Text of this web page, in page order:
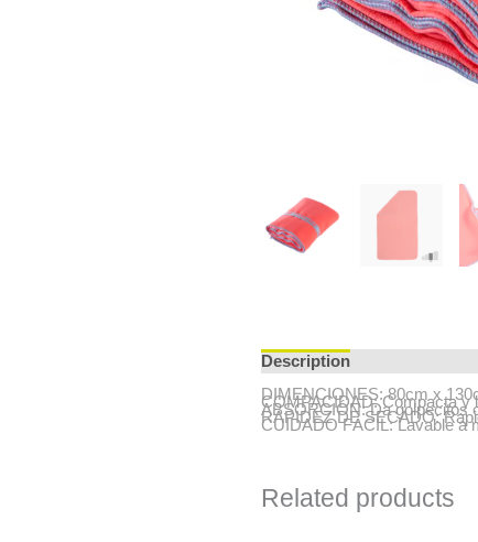
Description
DIMENCIONES: 80cm x
COMPACIDAD:Compacta y
ABSORCIÓN:Da golpecitos
RAPIDEZ DE SECADO:
CUIDADO FÁCIL:Lavable a
Related products